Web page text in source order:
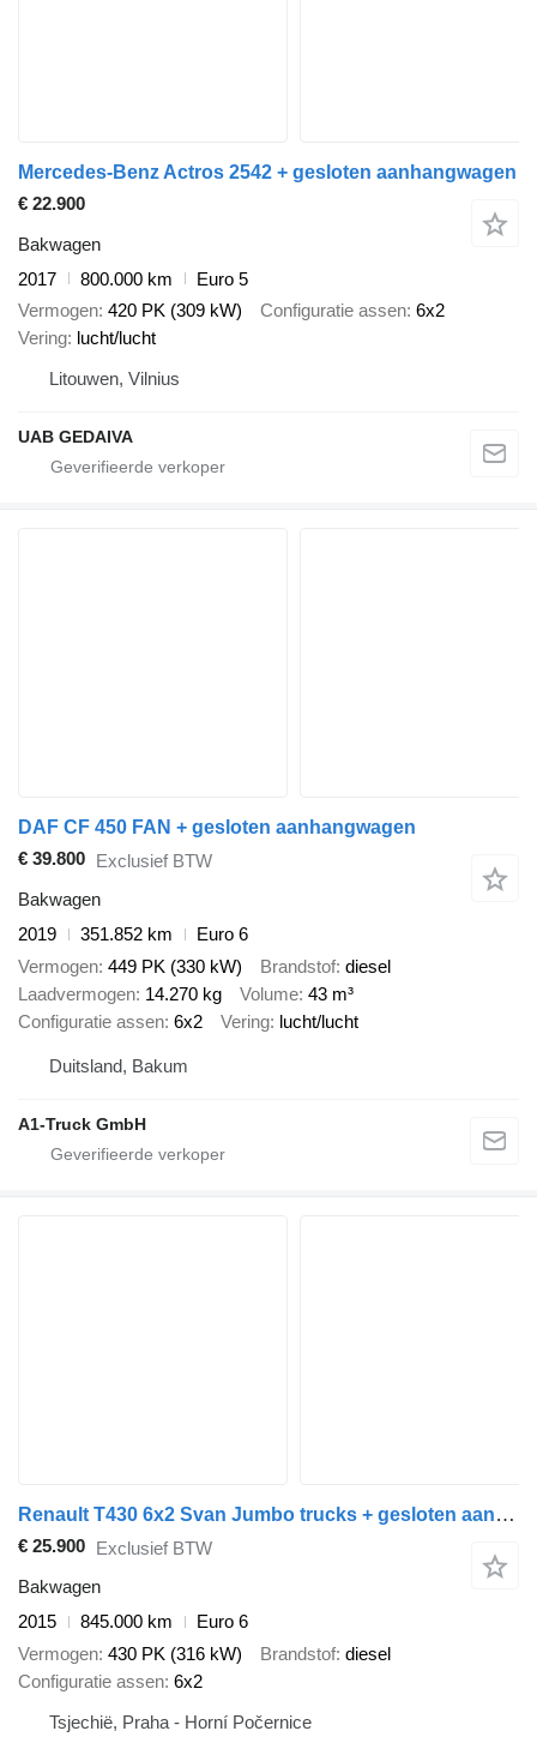
Mercedes-Benz Actros 2542 + gesloten aanhangwagen
€ 22.900
Bakwagen
2017
800.000 km
Euro 5
Vermogen 420 PK (309 kW) Configuratie assen 6x2
Vering lucht/lucht
Litouwen, Vilnius
UAB GEDAIVA
DAF CF 450 FAN + gesloten aanhangwagen
€ 39.800 Exclusief BTW
Bakwagen
2019
351.852 km
Euro 6
Vermogen 449 PK (330 kW) Brandstof diesel
Laadvermogen 14.270 kg Volume 43 m³
Configuratie assen 6x2 Vering lucht/lucht
Duitsland, Bakum
A1-Truck GmbH
Renault T430 6x2 Svan Jumbo trucks + gesloten aanhangwagen
€ 25.900 Exclusief BTW
Bakwagen
2015
845.000 km
Euro 6
Vermogen 430 PK (316 kW) Brandstof diesel
Configuratie assen 6x2
Tsjechië, Praha - Horní Počernice